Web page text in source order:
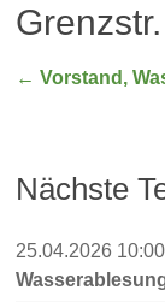
Grenzstr.
← Vorstand,
Nächste
25.04.2026 10:00